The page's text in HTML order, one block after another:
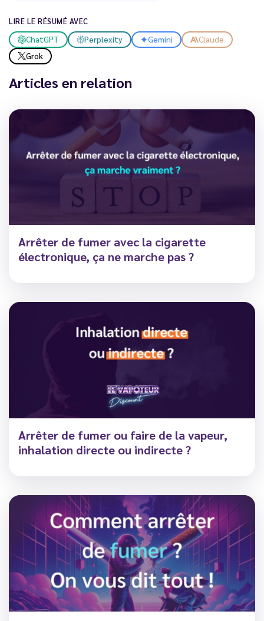
LIRE LE RÉSUMÉ AVEC
ChatGPT Perplexity Gemini
Claude
Grok
Articles en relation
Arrêter de fumer avec la cigarette
électronique, ça ne marche pas ?
Arrêter de fumer ou faire de la vapeur,
inhalation directe ou indirecte ?